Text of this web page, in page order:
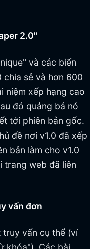
2.0"
và các biến
chia sẻ và hơn 600
niệm xếp hạng cao
đó quảng bá nó
tới phiên bản gốc.
đề nơi v1.0 đã xếp
bản làm cho v1.0
trang web đã liên
vấn đơn
truy vấn cụ thể (ví